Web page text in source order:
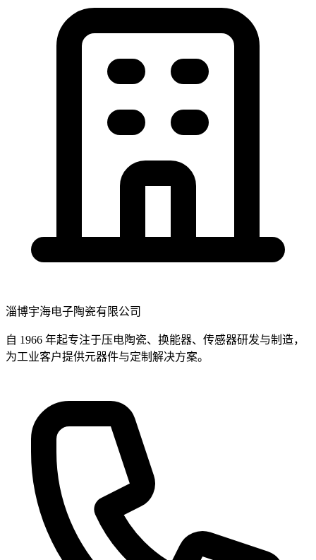
淄博宇海电子陶瓷有限公司
自 1966 年起专注于压电陶瓷、换能器、传感器研发与制造，
为工业客户提供元器件与定制解决方案。